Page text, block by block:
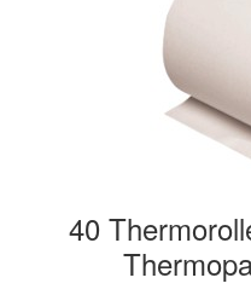
40